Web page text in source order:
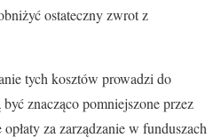
ostateczny zwrot z
tych kosztów prowadzi do
znacząco pomniejszone przez
za zarządzanie w funduszach